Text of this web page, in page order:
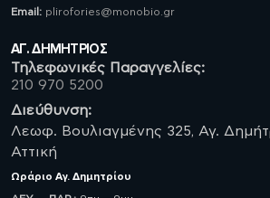
Email: plirofories@monobio.gr
ΑΓ. ΔΗΜΗΤΡΙΟΣ
Τηλεφωνικές Παραγγελίες:
210 970 5200
Διεύθυνση:
Λεωφ. Βουλιαγμένης 325, Αγ.
Αττική
Ωράριο Αγ. Δημητρίου